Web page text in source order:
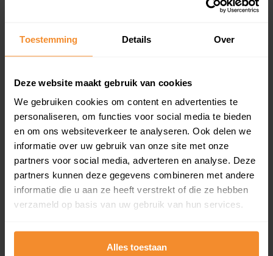
Toestemming Details Over
Deze website maakt gebruik van cookies
We gebruiken cookies om content en advertenties te
personaliseren, om functies voor social media te bieden
en om ons websiteverkeer te analyseren. Ook delen we
informatie over uw gebruik van onze site met onze
partners voor social media, adverteren en analyse. Deze
partners kunnen deze gegevens combineren met andere
informatie die u aan ze heeft verstrekt of die ze hebben
verzameld op basis van uw gebruik van hun services.
Alles toestaan
Koopsommenoverzicht (1 jaar gratis
Inclusief 1 jaar gratis updates
inclusief een jaar lang gratis updates van nieuwe
koopsommen.
Bekijk product
Direct leverbaar
Kadastrale kaart pakket